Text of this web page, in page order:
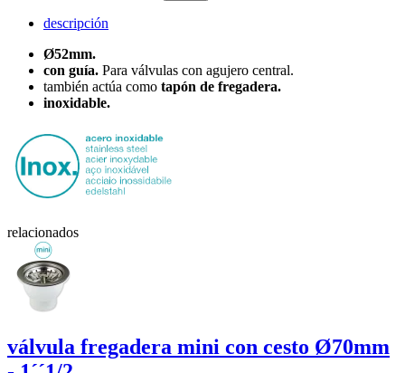
descripción
Ø52mm.
con guía. Para válvulas con agujero central.
también actúa como tapón de fregadera.
inoxidable.
relacionados
válvula fregadera mini con cesto Ø70mm